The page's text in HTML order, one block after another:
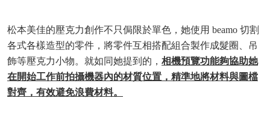
松本美佳的壓克力創作不只侷限於單色，她使用 beamo 切割
各式各樣造型的零件，將零件互相搭配組合製作成髮圈、吊
飾等壓克力小物。就如同她提到的， 相機預覽功能夠協助她
在開始工作前拍攝機器內的材質位置，精準地將材料與圖檔
對齊，有效避免浪費材料。